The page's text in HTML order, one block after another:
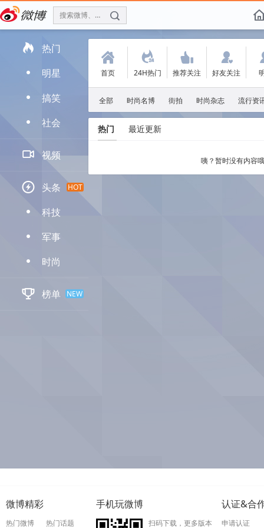
搜索微博、找人 f
 热门
D 明星
D 搞笑
D 社会
 视频
 头条 HOT
D 科技
D 军事
D 时尚
 榜单 NEW
(
首页
.
24H热门
'
推荐关注
:
好友关注
全部 时尚名博 街拍 时尚杂志 流行资
热门 最近更新
咦？暂时没有内容
微博精彩
热门微博 热门话题
手机玩微博
扫码下载，更多版本
认证&合
申请认证